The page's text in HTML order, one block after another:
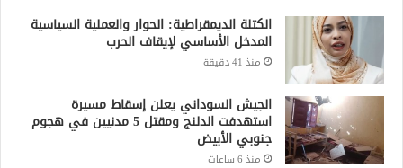
الكتلة الديمقراطية: الحوار والعملية السياسية
المدخل الأساسي لإيقاف الحرب
منذ 41 دقيقة
الجيش السوداني يعلن إسقاط مسيرة
استهدفت الدلنج ومقتل 5 مدنيين في هجوم
جنوبي الأبيض
منذ 6 ساعات